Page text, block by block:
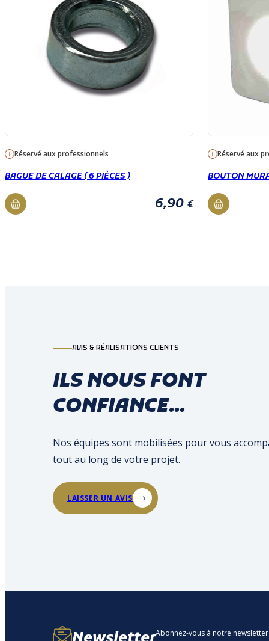
Réservé aux professionnels
BAGUE DE CALAGE ( 6 PIÈCES )
6,90 €
Réservé aux
BOUTON
AVIS & RÉALISATIONS CLIENTS
ILS NOUS FONT
CONFIANCE...
Nos équipes sont mobilisées pour vous
tout au long de votre projet.
LAISSER UN AVIS
Abonnez-vous à notre